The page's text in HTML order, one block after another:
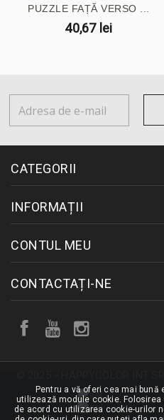
PUZZLE FAȚĂ VERSO ...
40,67 lei
CATEGORII
INFORMAȚII
CONTUL MEU
CONTACTAȚI-NE
Pentru a vă oferi cea mai
utilizează module cookie.
de acord cu utilizarea cookie-urilor